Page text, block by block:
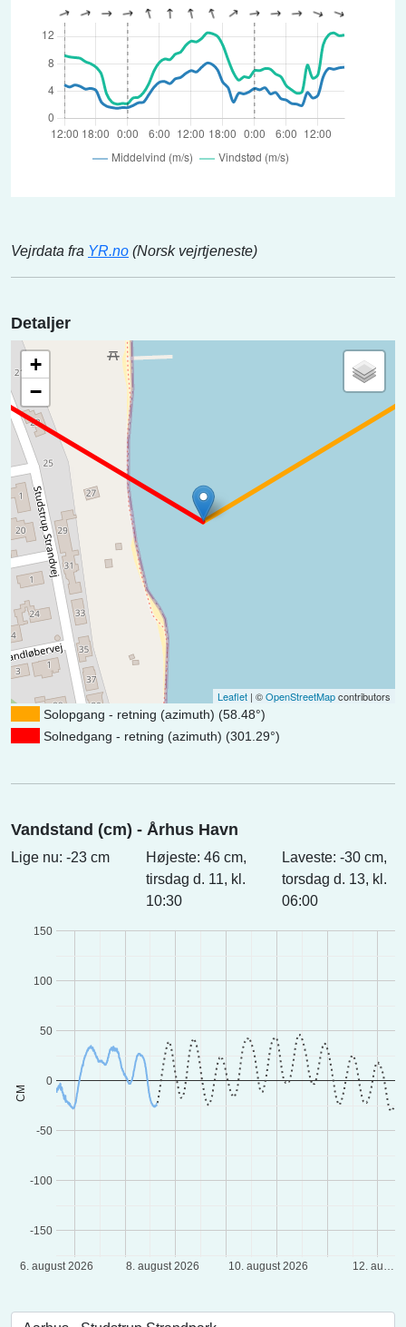
Vejrdata fra YR.no (Norsk vejrtjeneste)
Detaljer
+
−
Leaflet | ©OpenStreetMapcontributors
Solopgang - retning (azimuth) (58.48°)
Solnedgang - retning (azimuth) (301.29°)
Vandstand (cm) - Århus Havn
Lige nu: -23 cm
Højeste: 46 cm,
tirsdag d. 11, kl.
10:30
Laveste: -30 cm,
torsdag d. 13, kl.
06:00
6. august 2026 8. august 2026 10. august 2026 12. au…
-150
-100
-50
0
50
100
150
CM